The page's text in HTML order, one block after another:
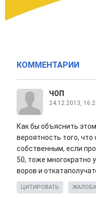
КОММЕНТАРИИ
ЧОП
24.12.2013,
Как бы объяснить
вероятность того, что
собственным, если
50, тоже многократно
воров и
ЦИТИРОВАТЬ